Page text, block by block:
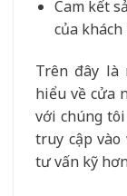
Cam kết
của khách
Trên đây
hiểu về cửa
với chúng
truy cập vào
tư vấn kỹ